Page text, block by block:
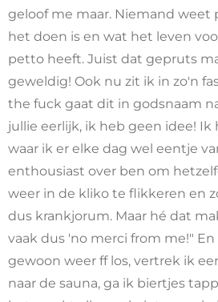
geloof me maar. Niemand weet
het doen is en wat het leven
petto heeft. Juist dat gepruts
geweldig! Ook nu zit ik in zo'n
the fuck gaat dit in godsnaam
jullie eerlijk, ik heb geen idee! Ik
waar ik er elke dag wel eentje
enthousiast over ben om
weer in de kliko te flikkeren en
dus krankjorum. Maar hé dat
vaak dus 'no merci from me!"
gewoon weer ff los, vertrek ik
naar de sauna, ga ik biertjes